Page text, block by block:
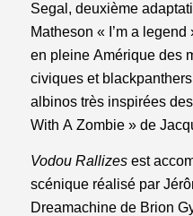
Segal, deuxième
Matheson « I’m a
en pleine Amérique des
civiques et
albinos très inspirées
With A Zombie » de
Vodou Rallizesest
scénique réalisé par
Dreamachine de Brion